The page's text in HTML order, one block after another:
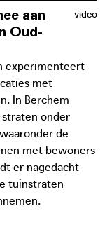
video
aan
Oud-
experimenteert
met
In Berchem
onder
de
met bewoners
er nagedacht
tuinstraten